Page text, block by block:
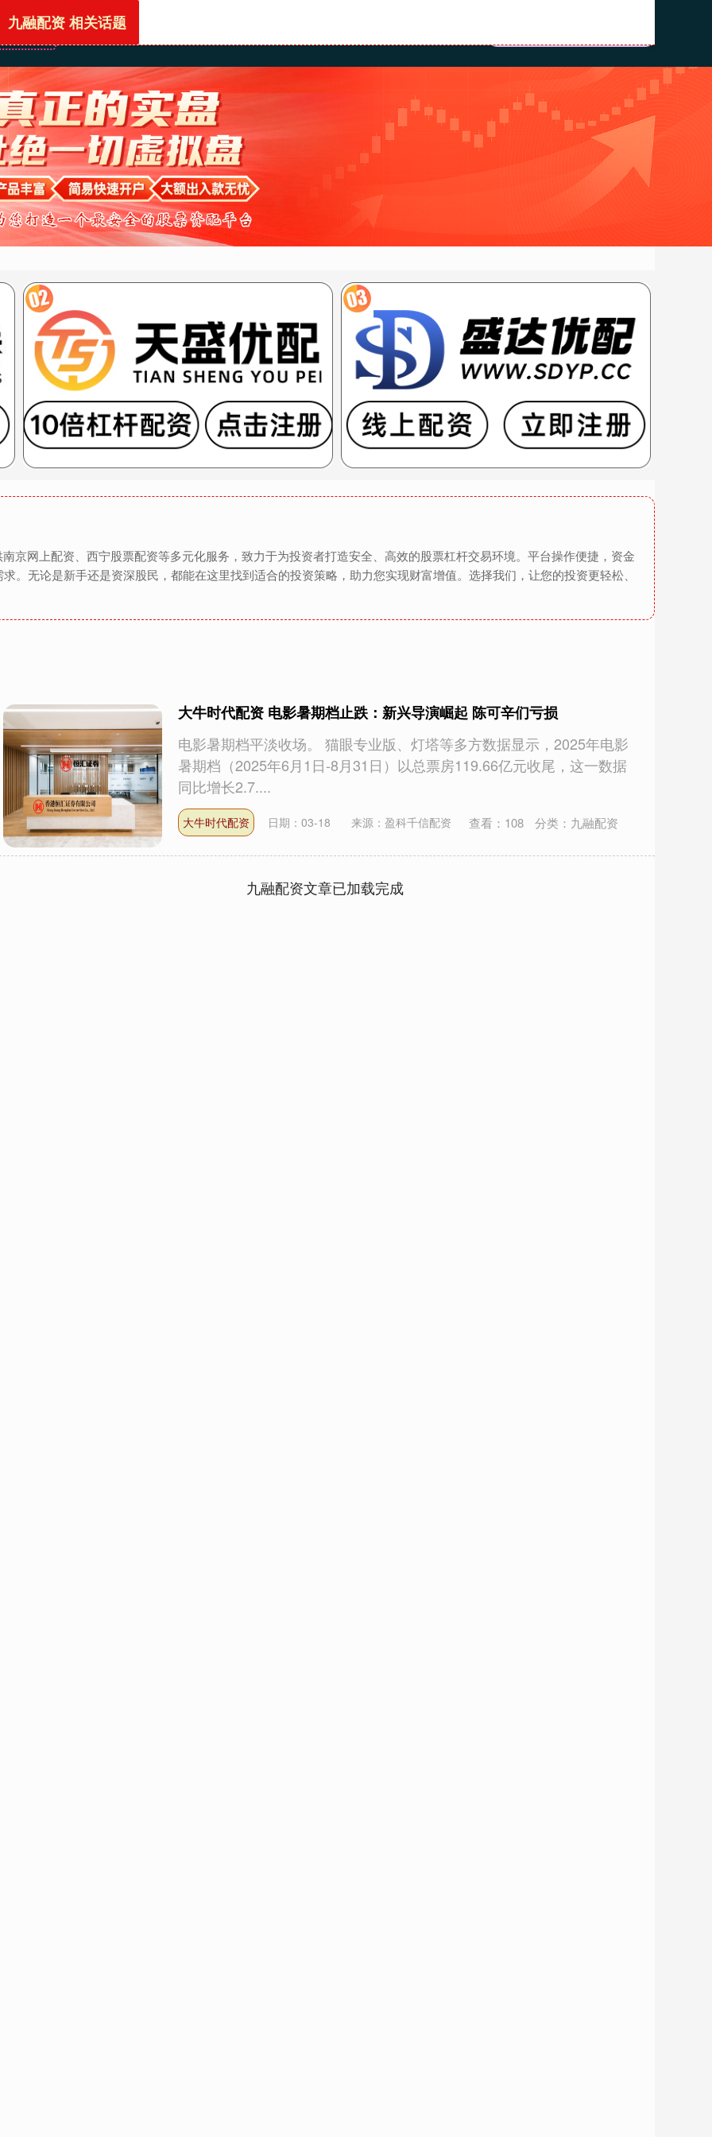
首页 九融配资配资技巧网站
京网上配资、西宁股票配资等多元化服务，致力于为投资者打造安全、高效的股票杠杆交易环境。平台操作便捷，资金
。无论是新手还是资深股民，都能在这里找到适合的投资策略，助力您实现财富增值。选择我们，让您的投资更轻松、
九融配资 相关话题
大牛时代配资 电影暑期档止跌：新兴导演崛起 陈可辛们亏损
电影暑期档平淡收场。 猫眼专业版、灯塔等多方数据显示，2025年电影
暑期档（2025年6月1日-8月31日）以总票房119.66亿元收尾，这一数据
同比增长2.7....
大牛时代配资 日期：03-18 来源：盈科千信配资 查看： 108 分类： 九融配资
九融配资文章已加载完成